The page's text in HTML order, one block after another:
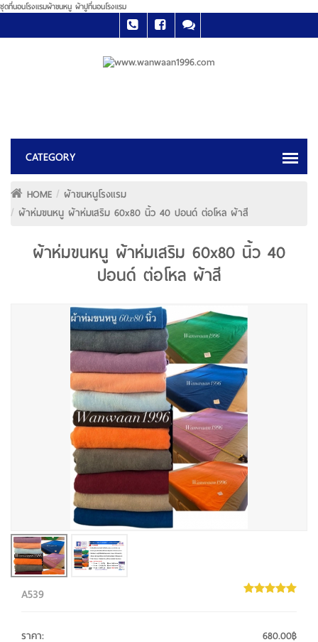
ชุดที่นอนโรงแรมผ้าขนหนู ผ้าปูที่นอนโรงแรม
HOME
ผ้าขนหนูโรงแรม
ผ้าห่มขนหนู ผ้าห่มเสริม 60x80 นิ้ว 40 ปอนด์ ต่อโหล ผ้าสี
ผ้าห่มขนหนู ผ้าห่มเสริม 60x80 นิ้ว 40
ปอนด์ ต่อโหล ผ้าสี
A539
ราคา: 680.00฿